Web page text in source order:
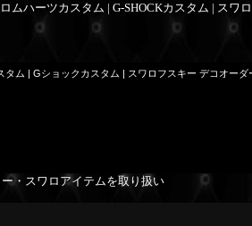
ムハーツカスタム | G-SHOCKカスタム | ス
ム | Gショックカスタム | スワロフスキー デコオー
・スワロアイテムを取り扱い